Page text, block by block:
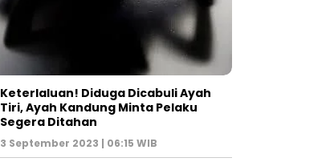
Keterlaluan! Diduga Dicabuli Ayah
Tiri, Ayah Kandung Minta Pelaku
Segera Ditahan
3 September 2023 | 06:15 WIB